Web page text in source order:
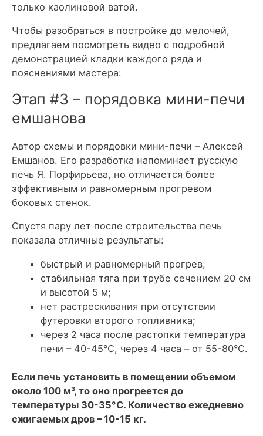
только каолиновой ватой.
Чтобы разобраться в постройке до мелочей,
предлагаем посмотреть видео с подробной
демонстрацией кладки каждого ряда и
пояснениями мастера:
Этап #3 – порядовка мини-печи
емшанова
Автор схемы и порядовки мини-печи – Алексей
Емшанов. Его разработка напоминает русскую
печь Я. Порфирьева, но отличается более
эффективным и равномерным прогревом
боковых стенок.
Спустя пару лет после строительства печь
показала отличные результаты:
быстрый и равномерный прогрев;
стабильная тяга при трубе сечением 20 см
и высотой 5 м;
нет растрескивания при отсутствии
футеровки второго топливника;
через 2 часа после растопки температура
печи – 40-45°С, через 4 часа – от 55-80°С.
Если печь установить в помещении объемом
около 100 м³, то оно прогреется до
температуры 30-35°С. Количество ежедневно
сжигаемых дров – 10-15 кг.